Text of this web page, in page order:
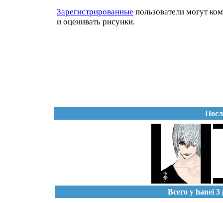
Зарегистрированные пользователи могут
и оценивать рисунки.
Всего у hanei